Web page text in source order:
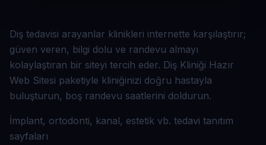
Diş tedavisi arayanlar klinikleri internette karşılaştırır;
güven veren, bilgi dolu ve randevu almayı
kolaylaştıran bir siteyi tercih eder. Diş Kliniği Hazır
Web Sitesi paketiyle kliniğinizi doğru hastayla
buluşturun, boş randevu saatlerini doldurun.
İmplant, ortodonti, kanal, estetik vb. tedavi tanıtım
sayfaları